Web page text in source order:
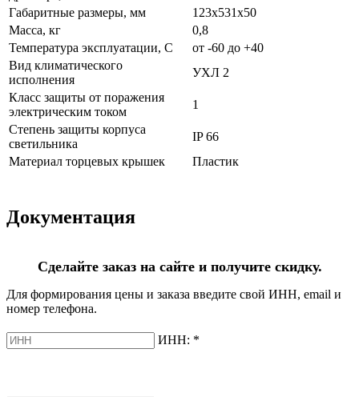
Габаритные размеры, мм
123х531х50
Масса, кг
0,8
Температура эксплуатации, С
от -60 до +40
Вид климатического
исполнения
УХЛ 2
Класс защиты от поражения
электрическим током
1
Степень защиты корпуса
светильника
IP 66
Материал торцевых крышек
Пластик
Документация
Сделайте заказ на сайте и получите скидку.
Для формирования цены и заказа введите свой ИНН, email и
номер телефона.
ИНН: *